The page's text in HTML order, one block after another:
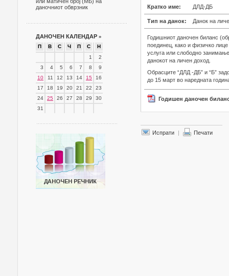
даночниот обврзник
ДАНОЧЕН КАЛЕНДАР »
П В С Ч П С
Н
1
2
3
4 5 6 7 8
9
10
11 12 13 14 15
16
17
18 19 20 21 22
23
24
25 26 27 28 29
30
31
Кратко име: ДЛД-ДБ
Тип на данок: Данок на
Годишниот даночен биланс
поединец, како и физичко лице
услуга или слободно
данокот на личен доход.
Обрасците “ДЛД -ДБ” и “Б”
до 15 март во наредната
Годишен даночен
Испрати | Печати